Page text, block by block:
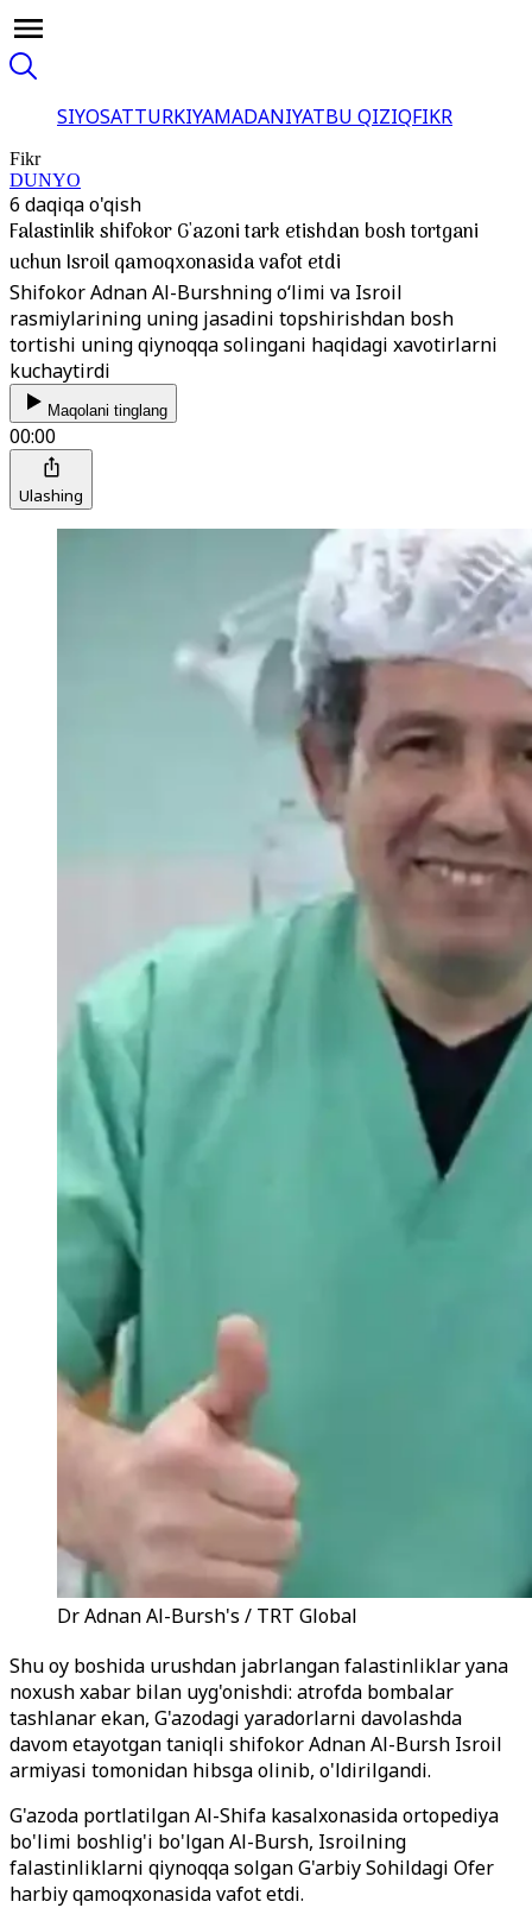
SIYOSATTURKIYAMADANIYATBU QIZIQFIKR
Fikr
DUNYO
6 daqiqa o'qish
Falastinlik shifokor G'azoni tark etishdan bosh tortgani
uchun Isroil qamoqxonasida vafot etdi
Shifokor Adnan Al-Burshning o‘limi va Isroil
rasmiylarining uning jasadini topshirishdan bosh
tortishi uning qiynoqqa solingani haqidagi xavotirlarni
kuchaytirdi
Maqolani tinglang
00:00
Ulashing
Dr Adnan Al-Bursh's / TRT Global
Shu oy boshida urushdan jabrlangan falastinliklar yana
noxush xabar bilan uyg'onishdi: atrofda bombalar
tashlanar ekan, G'azodagi yaradorlarni davolashda
davom etayotgan taniqli shifokor Adnan Al-Bursh Isroil
armiyasi tomonidan hibsga olinib, o'ldirilgandi.
G'azoda portlatilgan Al-Shifa kasalxonasida ortopediya
bo'limi boshlig'i bo'lgan Al-Bursh, Isroilning
falastinliklarni qiynoqqa solgan G'arbiy Sohildagi Ofer
harbiy qamoqxonasida vafot etdi.